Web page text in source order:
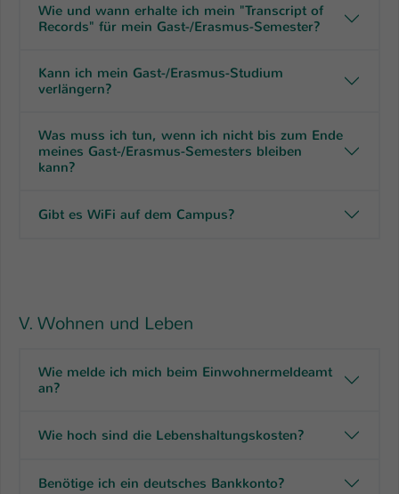
Wie und wann erhalte ich mein "Transcript of
Records" für mein Gast-/Erasmus-Semester?
Kann ich mein Gast-/Erasmus-Studium
verlängern?
Was muss ich tun, wenn ich nicht bis zum Ende
meines Gast-/Erasmus-Semesters bleiben
kann?
Gibt es WiFi auf dem Campus?
V. Wohnen und Leben
Wie melde ich mich beim Einwohnermeldeamt
an?
Wie hoch sind die Lebenshaltungskosten?
Benötige ich ein deutsches Bankkonto?